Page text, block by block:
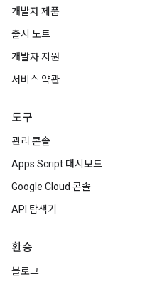
개발자 제품
출시 노트
개발자 지원
서비스 약관
도구
관리 콘솔
Apps Script 대시보드
Google Cloud 콘솔
API 탐색기
환승
블로그